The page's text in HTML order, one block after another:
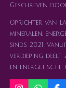
Geschreven
Oprichter van
mineralen,
sinds 2021.
verdieping deelt
en energetische